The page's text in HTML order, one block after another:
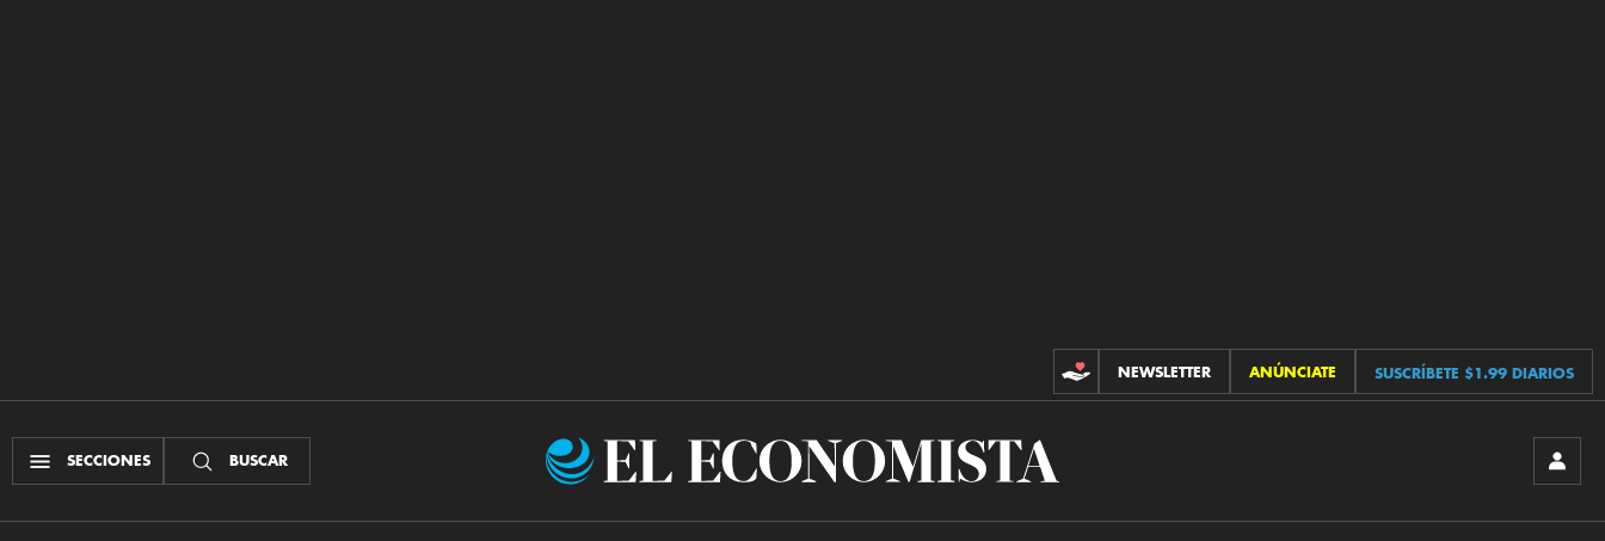
CONTRIBUCIONES
NEWSLETTER ANÚNCIATE SUSCRÍBETE $1.99 DIARIOS
SECCIONES BUSCAR
El